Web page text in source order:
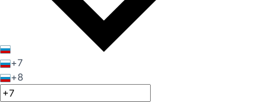
+7
+8